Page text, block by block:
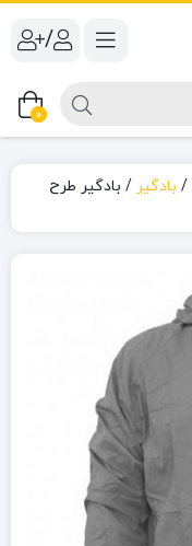
/
0
/ بادگیر / بادگیر طرح